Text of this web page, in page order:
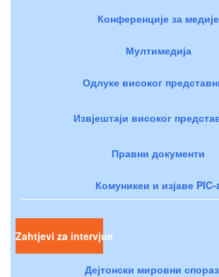
Конференције за медије
Мултимедија
Одлуке високог
Извјештаји високог
Правни документи
Комуникеи и изјаве PIC-
Zahtjevi za intervjue
Дејтонски мировни